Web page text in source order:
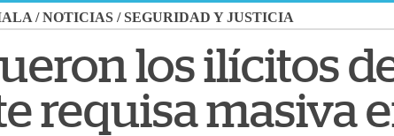
/NOTICIAS /SEGURIDAD Y JUSTICIA
los ilícitos
requisa masiva